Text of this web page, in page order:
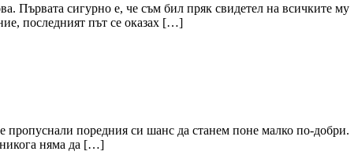
Първата сигурно е, че съм бил пряк свидетел на всичките му
последният път се оказах […]
пропуснали поредния си шанс да станем поне малко по-добри.
няма да […]